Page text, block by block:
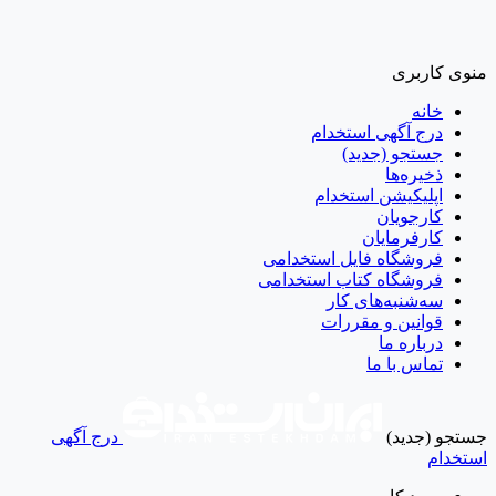
منوی کاربری
خانه
درج آگهی استخدام
جستجو (جدید)
ذخیره‌ها
اپلیکیشن استخدام
کارجویان
کارفرمایان
فروشگاه فایل استخدامی
فروشگاه کتاب استخدامی
سه‌شنبه‌های کار
قوانین و مقررات
درباره ما
تماس با ما
جستجو (جدید)
درج آگهی
استخدام